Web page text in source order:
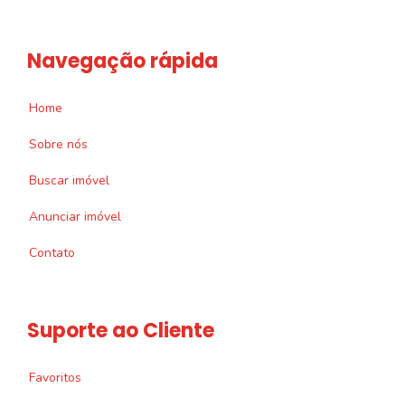
Navegação rápida
Home
Sobre nós
Buscar imóvel
Anunciar imóvel
Contato
Suporte ao Cliente
Favoritos